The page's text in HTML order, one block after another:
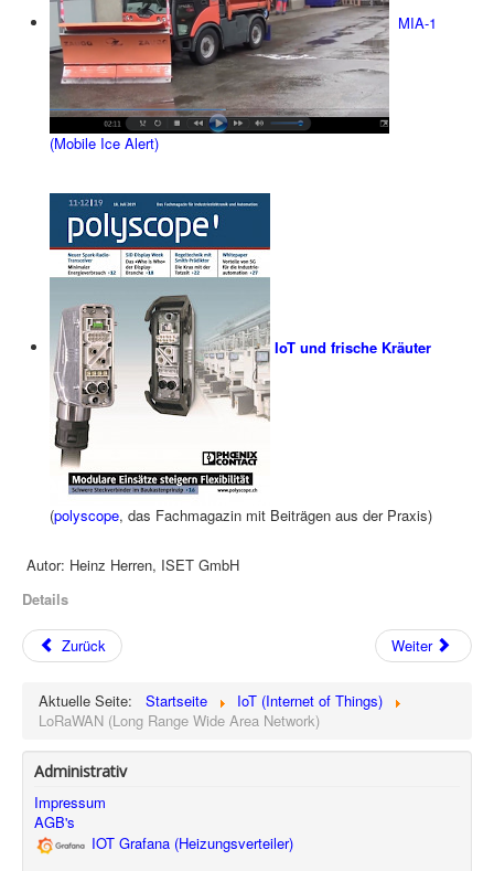
MIA-1
(Mobile Ice Alert)
IoT und frische Kräuter
(polyscope, das Fachmagazin mit Beiträgen aus der Praxis)
Autor: Heinz Herren, ISET GmbH
Details
Zurück Weiter
Aktuelle Seite: Startseite
IoT (Internet of Things)
LoRaWAN (Long Range Wide Area Network)
Administrativ
Impressum
AGB's
IOT Grafana (Heizungsverteiler)